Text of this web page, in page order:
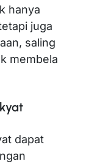
hanya
juga
saling
membela
dapat